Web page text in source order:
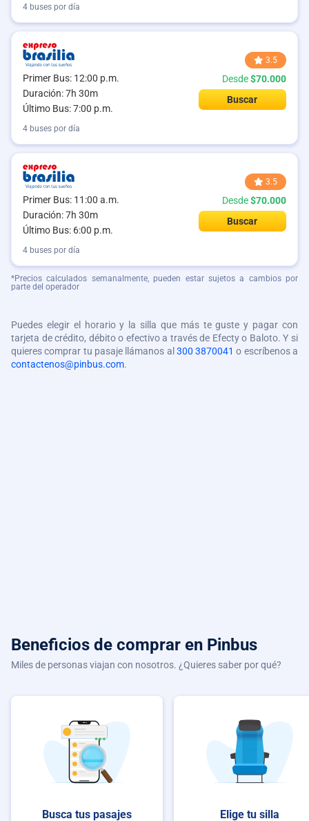
4 buses por día
Primer Bus: 12:00 p.m.
Duración: 7h 30m
Último Bus: 7:00 p.m.
3.5
Desde$70.000
Buscar
4 buses por día
Primer Bus: 11:00 a.m.
Duración: 7h 30m
Último Bus: 6:00 p.m.
3.5
Desde$70.000
Buscar
4 buses por día
*Precios calculados semanalmente, pueden estar sujetos a cambios por
parte del operador
Puedes elegir el horario y la silla que más te guste y pagar con
tarjeta de crédito, débito o efectivo a través de Efecty o Baloto. Y si
quieres comprar tu pasaje llámanos al 300 3870041 o escríbenos a
contactenos@pinbus.com.
Beneficios de comprar en Pinbus
Miles de personas viajan con nosotros. ¿Quieres saber por qué?
Busca tus pasajes Elige tu silla